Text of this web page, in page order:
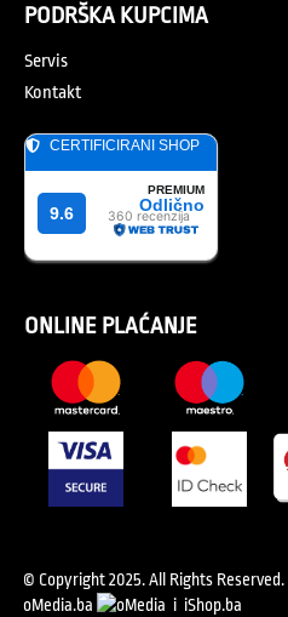
PODRŠKA KUPCIMA
Servis
Kontakt
ONLINE PLAĆANJE
© Copyright 2025. All Rights Reserved.
oMedia.ba
i iShop.ba